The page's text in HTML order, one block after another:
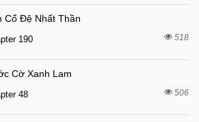
8 tháng trước
Cổ Đệ Nhất Thần
190 518
Cờ Xanh Lam
48 506